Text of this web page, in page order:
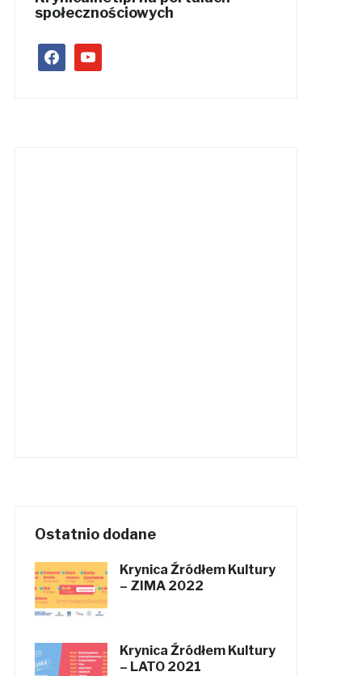
społecznościowych
facebookyoutube
Ostatnio dodane
Krynica Źródłem Kultury
– ZIMA 2022
Krynica Źródłem Kultury
– LATO 2021